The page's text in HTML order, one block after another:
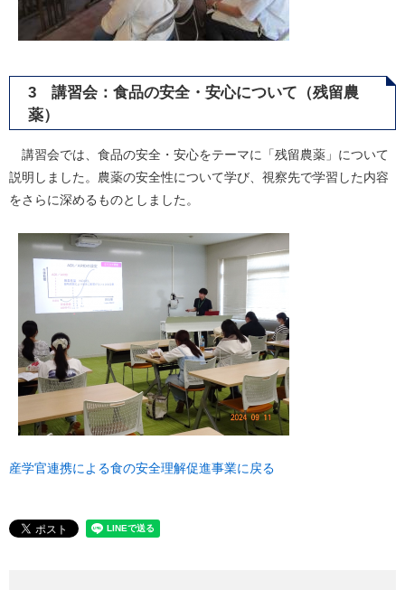
3 講習会：食品の安全・安心について（残留農
薬）
講習会では、食品の安全・安心をテーマに「残留農薬」について
説明しました。農薬の安全性について学び、視察先で学習した内容
をさらに深めるものとしました。
産学官連携による食の安全理解促進事業に戻る